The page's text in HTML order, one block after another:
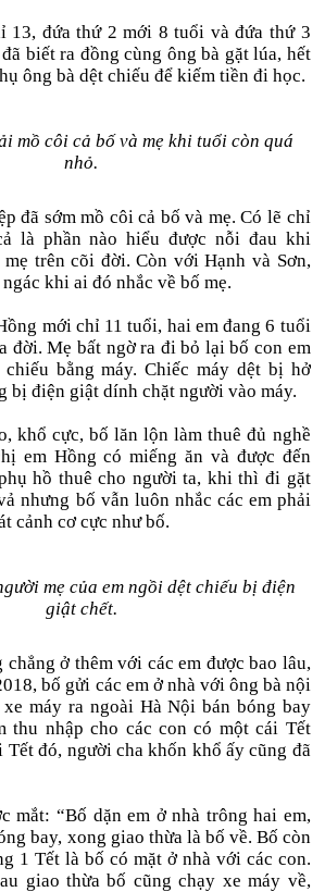
13, đứa thứ 2 mới 8 tuổi và đứa thứ 3
biết ra đồng cùng ông bà gặt lúa, hết
ông bà dệt chiếu để kiếm tiền đi học.
mồ côi cả bố và mẹ khi tuổi còn quá
nhỏ.
đã sớm mồ côi cả bố và mẹ. Có lẽ chỉ
là phần nào hiểu được nỗi đau khi
trên cõi đời. Còn với Hạnh và Sơn,
khi ai đó nhắc về bố mẹ.
mới chỉ 11 tuổi, hai em đang 6 tuổi
đời. Mẹ bất ngờ ra đi bỏ lại bố con em
bằng máy. Chiếc máy dệt bị hở
bị điện giật dính chặt người vào máy.
khổ cực, bố lăn lộn làm thuê đủ nghề
em Hồng có miếng ăn và được đến
hồ thuê cho người ta, khi thì đi gặt
nhưng bố vẫn luôn nhắc các em phải
cảnh cơ cực như bố.
mẹ của em ngồi dệt chiếu bị điện
giật chết.
ở thêm với các em được bao lâu,
bố gửi các em ở nhà với ông bà nội
máy ra ngoài Hà Nội bán bóng bay
thu nhập cho các con có một cái Tết
Tết đó, người cha khốn khổ ấy cũng đã
mắt: “Bố dặn em ở nhà trông hai em,
bay, xong giao thừa là bố về. Bố còn
1 Tết là bố có mặt ở nhà với các con.
giao thừa bố cũng chạy xe máy về,